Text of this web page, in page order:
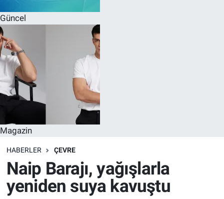
Güncel
Magazin
HABERLER ÇEVRE
Naip Barajı, yağışlarla
yeniden suya kavuştu